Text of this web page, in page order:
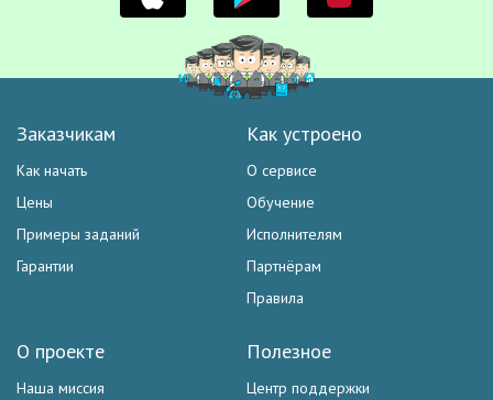
Заказчикам
Как начать
Цены
Примеры заданий
Гарантии
Как устроено
О сервисе
Обучение
Исполнителям
Партнёрам
Правила
Полезное
Центр поддержки
О проекте
Наша миссия